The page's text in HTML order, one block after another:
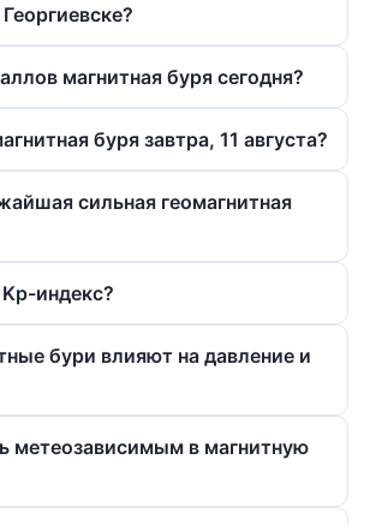
магнитная буря сегодня?
буря завтра, 11 августа?
сильная геомагнитная
индекс?
бури влияют на давление и
метеозависимым в магнитную